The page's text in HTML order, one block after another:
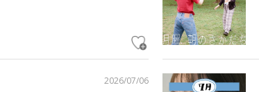
2026/07/06